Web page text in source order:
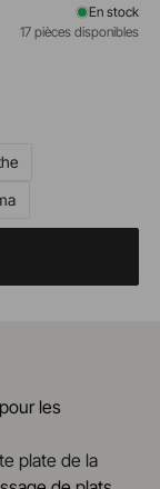
En stock
17 pièces disponibles
les
plate de la